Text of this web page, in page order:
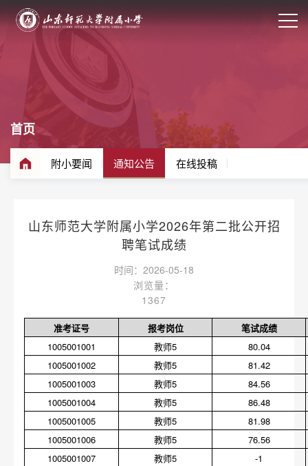
首页
附小要闻 通知公告 在线投稿
山东师范大学附属小学2026年第二批公开招
聘笔试成绩
时间：2026-05-18
浏览量：
1367
准考证号 报考岗位
笔试成绩
1005001001
教师5
80.04
1005001002
教师5
81.42
1005001003
教师5
84.56
1005001004
教师5
86.48
1005001005
教师5
81.98
1005001006
教师5
76.56
1005001007
教师5
-1